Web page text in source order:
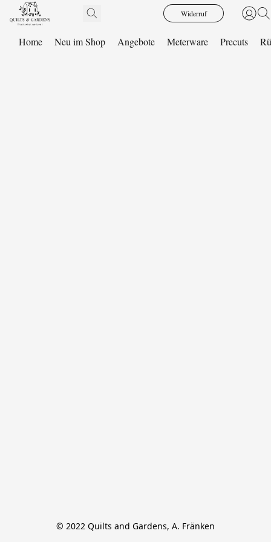
Widerruf
Home Neu im Shop Angebote Meterware Precuts
© 2022 Quilts and Gardens, A. Fränken